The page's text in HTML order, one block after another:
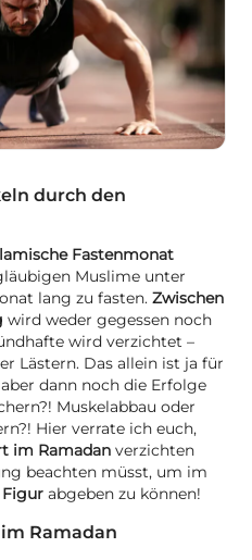
durch den
Fastenmonat
Muslime unter
lang zu fasten. Zwischen
wird weder gegessen noch
wird verzichtet –
Lästern. Das allein ist ja für
dann noch die Erfolge
Muskelabbau oder
Hier verrate ich euch,
im Ramadan verzichten
beachten müsst, um im
abgeben zu können!
Ramadan